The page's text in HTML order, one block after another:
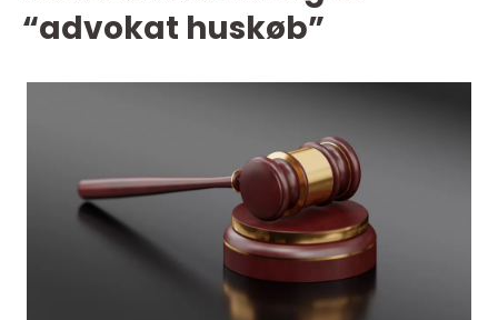
“advokat huskøb”